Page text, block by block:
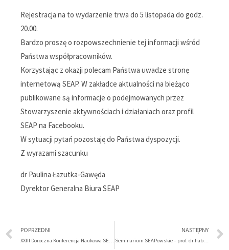
Rejestracja na to wydarzenie trwa do 5 listopada do godz.
20.00.
Bardzo proszę o rozpowszechnienie tej informacji wśród
Państwa współpracowników.
Korzystając z okazji polecam Państwa uwadze stronę
internetową SEAP. W zakładce aktualności na bieżąco
publikowane są informacje o podejmowanych przez
Stowarzyszenie aktywnościach i działaniach oraz profil
SEAP na Facebooku.
W sytuacji pytań pozostaję do Państwa dyspozycji.
Z wyrazami szacunku
dr Paulina Łazutka-Gawęda
Dyrektor Generalna Biura SEAP
POPRZEDNI
XXIII Doroczna Konferencja Naukowa SEAP
NASTĘPNY
Seminarium SEAPowskie – prof. dr hab. Aneta Kaźmierska-Patrzyczna